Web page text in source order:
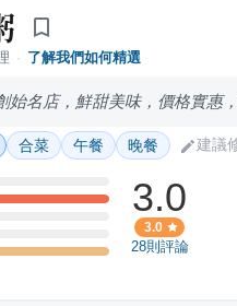
· 了解我們如何精選
名店，鮮甜美味，價格實惠
合菜 午餐 晚餐 建議
3.0
3.0
28則評論